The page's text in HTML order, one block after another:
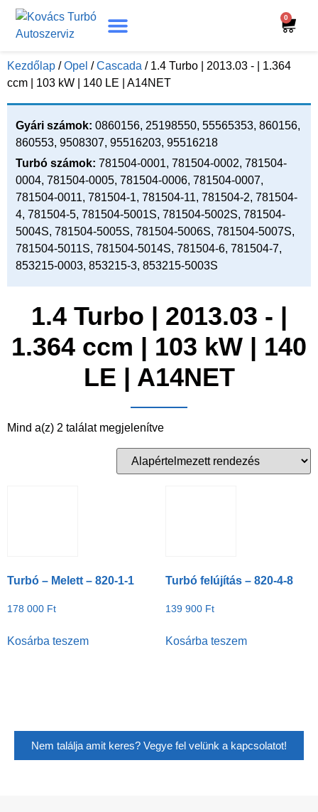
0
Kezdőlap /Opel /Cascada / 1.4 Turbo | 2013.03 - | 1.364
ccm | 103 kW | 140 LE | A14NET
Gyári számok: 0860156, 25198550, 55565353, 860156,
860553, 9508307, 95516203, 95516218
Turbó számok: 781504-0001, 781504-0002, 781504-
0004, 781504-0005, 781504-0006, 781504-0007,
781504-0011, 781504-1, 781504-11, 781504-2, 781504-
4, 781504-5, 781504-5001S, 781504-5002S, 781504-
5004S, 781504-5005S, 781504-5006S, 781504-5007S,
781504-5011S, 781504-5014S, 781504-6, 781504-7,
853215-0003, 853215-3, 853215-5003S
1.4 Turbo | 2013.03 - |
1.364 ccm | 103 kW | 140
LE | A14NET
Mind a(z) 2 találat megjelenítve
Turbó – Melett – 820-1-1
178 000 Ft
Kosárba teszem
Turbó felújítás – 820-4-8
139 900 Ft
Kosárba teszem
Nem találja amit keres? Vegye fel velünk a kapcsolatot!